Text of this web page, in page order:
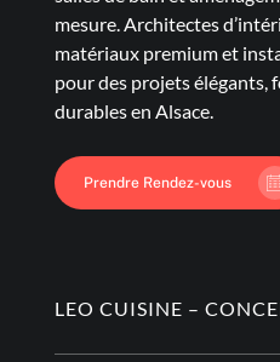
mesure. Architectes
matériaux premium et
pour des projets élégants,
durables en Alsace.
Prendre Rendez-vous
LEO CUISINE –